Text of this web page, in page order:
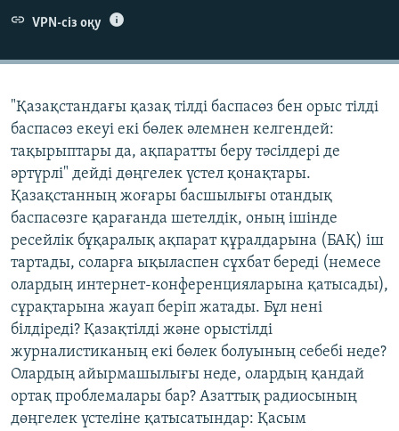
ЖАЗЫЛЫҢЫЗ
VPN-сіз оқу
"Қазақстандағы қазақ тілді баспасөз бен орыс тілді
баспасөз екеуі екі бөлек әлемнен келгендей:
тақырыптары да, ақпаратты беру тәсілдері де
әртүрлі" дейді дөңгелек үстел қонақтары.
Қазақстанның жоғары басшылығы отандық
баспасөзге қарағанда шетелдік, оның ішінде
ресейлік бұқаралық ақпарат құралдарына (БАҚ) іш
тартады, соларға ықыласпен сұхбат береді (немесе
олардың интернет-конференцияларына қатысады),
сұрақтарына жауап беріп жатады. Бұл нені
білдіреді? Қазақтілді және орыстілді
журналистиканың екі бөлек болуының себебі неде?
Олардың айырмашылығы неде, олардың қандай
ортақ проблемалары бар? Азаттық радиосының
дөңгелек үстеліне қатысатындар: Қасым